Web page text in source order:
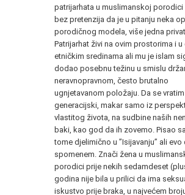
patrijarhata u muslimanskoj porodici
bez pretenzija da je u pitanju neka
porodičnog modela, više jedna
Patrijarhat živi na ovim prostorima i u
etničkim sredinama ali mu je islam
dodao posebnu težinu u smislu
neravnopravnom, često brutalno
ugnjetavanom položaju. Da se
generacijski, makar samo iz
vlastitog života, na sudbine naših
baki, kao god da ih zovemo. Pisao
tome djelimično u ”Isijavanju” ali evo
spomenem. Znači žena u
porodici prije nekih sedamdeset
godina nije bila u prilici da ima
iskustvo prije braka, u najvećem